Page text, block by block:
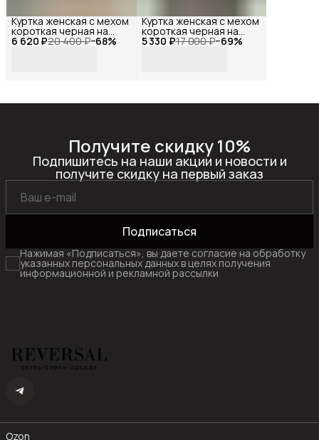
6 620 ₽20 400 ₽−68%
Куртка женская с мехом
короткая черная на
молнии, Reversal, YDP- 5 330 ₽17 000 ₽−69%
Куртка женская с мехом
короткая черная на
молнии, Reversal, YD-
Получите скидку 10%
Подпишитесь на наши акции и новости и
получите скидку на первый заказ
Подписаться
Нажимая «Подписаться», вы даете согласие на обработку
указанных персональных данных в целях получения
информационной и рекламной рассылки
Ozon